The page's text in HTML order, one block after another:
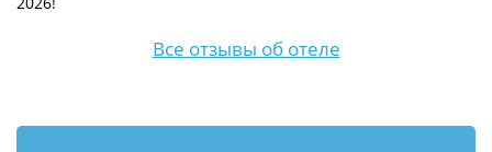
Все отзывы об отеле